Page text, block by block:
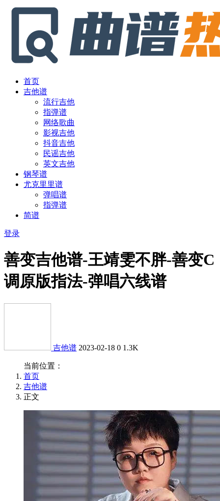
首页
吉他谱
流行吉他
指弹谱
网络歌曲
影视吉他
抖音吉他
民谣吉他
英文吉他
钢琴谱
尤克里里谱
弹唱谱
指弹谱
简谱
登录
善变吉他谱-王靖雯不胖-善变C
调原版指法-弹唱六线谱
吉他谱 2023-02-18 0 1.3K
当前位置：
首页
吉他谱
正文